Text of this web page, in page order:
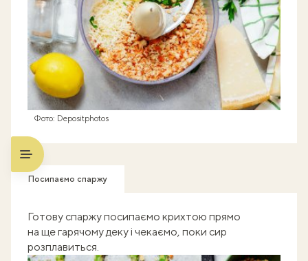
Фото: Depositphotos
Посипаємо спаржу
Готову спаржу посипаємо крихтою прямо
на ще гарячому деку і чекаємо, поки сир
розплавиться.